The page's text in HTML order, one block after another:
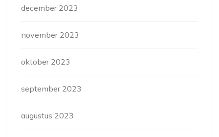
december 2023
november 2023
oktober 2023
september 2023
augustus 2023